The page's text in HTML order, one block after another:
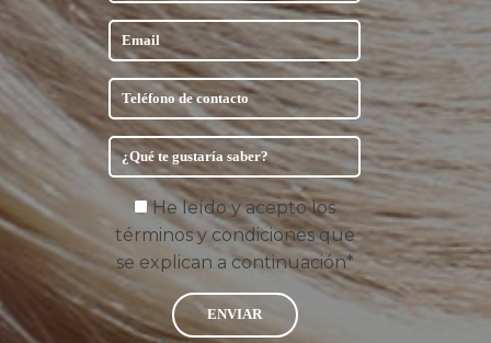
He leído y acepto los
términos y condiciones que
se explican a continuación*
ENVIAR